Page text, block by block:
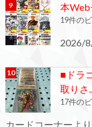
本Web
19件の
2026/
■ドラ
取りさ
17件の
カードコーナーよ